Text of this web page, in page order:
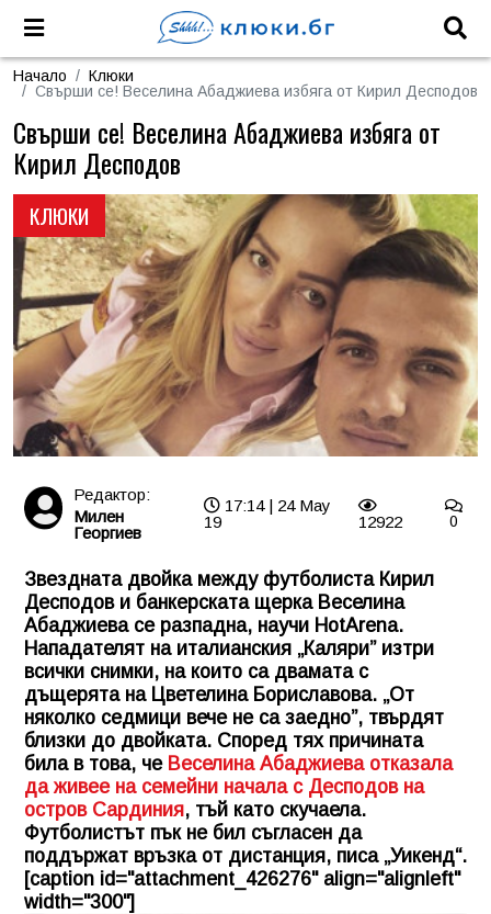
Начало
Клюки
Свърши се! Веселина Абаджиева избяга от Кирил Десподов
КЛЮКИ
Свърши се! Веселина Абаджиева избяга от
Кирил Десподов
Редактор:
Милен
Георгиев
17:14 | 24 May
19
12922 0
Звездната двойка между футболиста Кирил
Десподов и банкерската щерка Веселина
Абаджиева се разпадна, научи HotArena.
Нападателят на италианския „Каляри” изтри
всички снимки, на които са двамата с
дъщерята на Цветелина Бориславова. „От
няколко седмици вече не са заедно”, твърдят
близки до двойката. Според тях причината
била в това, че Веселина Абаджиева отказала
да живее на семейни начала с Десподов на
остров Сардиния, тъй като скучаела.
Футболистът пък не бил съгласен да
поддържат връзка от дистанция, писа „Уикенд“.
[caption id="attachment_426276" align="alignleft"
width="300"]